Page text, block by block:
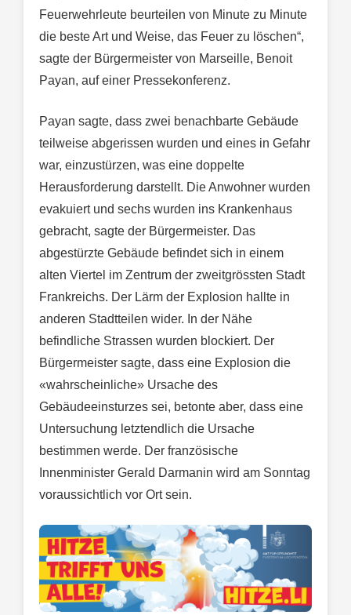
Feuerwehrleute beurteilen von Minute zu Minute
die beste Art und Weise, das Feuer zu löschen“,
sagte der Bürgermeister von Marseille, Benoit
Payan, auf einer Pressekonferenz.
Payan sagte, dass zwei benachbarte Gebäude
teilweise abgerissen wurden und eines in Gefahr
war, einzustürzen, was eine doppelte
Herausforderung darstellt. Die Anwohner wurden
evakuiert und sechs wurden ins Krankenhaus
gebracht, sagte der Bürgermeister. Das
abgestürzte Gebäude befindet sich in einem
alten Viertel im Zentrum der zweitgrössten Stadt
Frankreichs. Der Lärm der Explosion hallte in
anderen Stadtteilen wider. In der Nähe
befindliche Strassen wurden blockiert. Der
Bürgermeister sagte, dass eine Explosion die
«wahrscheinliche» Ursache des
Gebäudeeinsturzes sei, betonte aber, dass eine
Untersuchung letztendlich die Ursache
bestimmen werde. Der französische
Innenminister Gerald Darmanin wird am Sonntag
voraussichtlich vor Ort sein.